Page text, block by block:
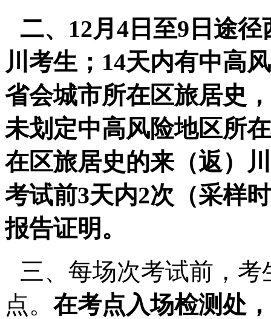
二、 12月 4日至9 日途
川考生； 14天内有中高
省会城市所在区旅居史
未划定中高风险地区所
在区旅居史的来（返）
考试前3天内2次（采样
报告证明。
三、每场次考试前，考
点。 在考点入场检测处